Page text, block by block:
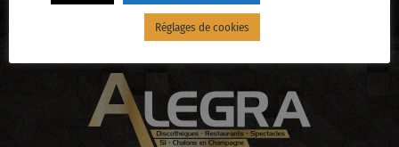
Réglages de cookies